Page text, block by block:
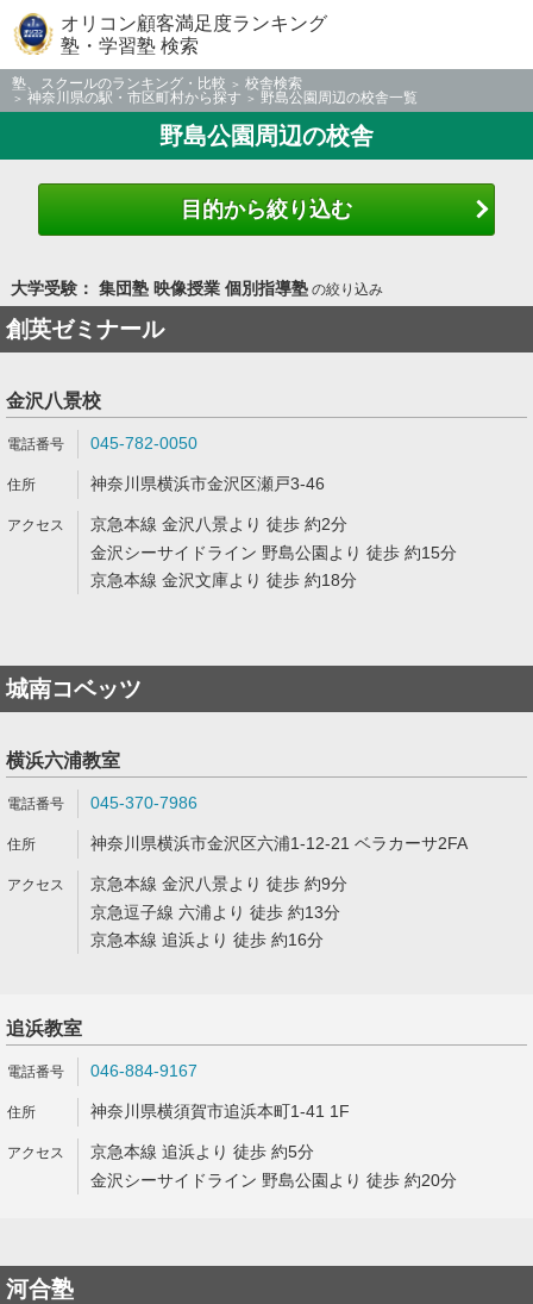
オリコン顧客満足度ランキング
塾・学習塾 検索
塾、スクールのランキング・比較
校舎検索
神奈川県の駅・市区町村から探す
野島公園周辺の校舎一覧
野島公園周辺の校舎
目的から絞り込む
大学受験： 集団塾 映像授業 個別指導塾の絞り込み
創英ゼミナール
金沢八景校
045-782-0050
神奈川県横浜市金沢区瀬戸3-46
京急本線 金沢八景より 徒歩 約2分
金沢シーサイドライン 野島公園より 徒歩 約15分
京急本線 金沢文庫より 徒歩 約18分
城南コベッツ
横浜六浦教室
045-370-7986
神奈川県横浜市金沢区六浦1-12-21 ベラカーサ2FA
京急本線 金沢八景より 徒歩 約9分
京急逗子線 六浦より 徒歩 約13分
京急本線 追浜より 徒歩 約16分
追浜教室
046-884-9167
神奈川県横須賀市追浜本町1-41 1F
京急本線 追浜より 徒歩 約5分
金沢シーサイドライン 野島公園より 徒歩 約20分
河合塾